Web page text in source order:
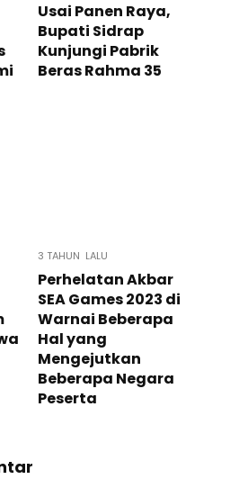
Usai Panen Raya,
Bupati Sidrap
Kunjungi Pabrik
Beras Rahma 35
3 TAHUN LALU
Perhelatan Akbar
SEA Games 2023 di
Warnai Beberapa
Hal yang
Mengejutkan
Beberapa Negara
Peserta